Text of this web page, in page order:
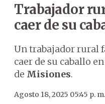
Trabajador
caer de su
Un trabajador rural
caer de su caballo en
de Misiones.
Agosto 18, 2025 05:45 p.